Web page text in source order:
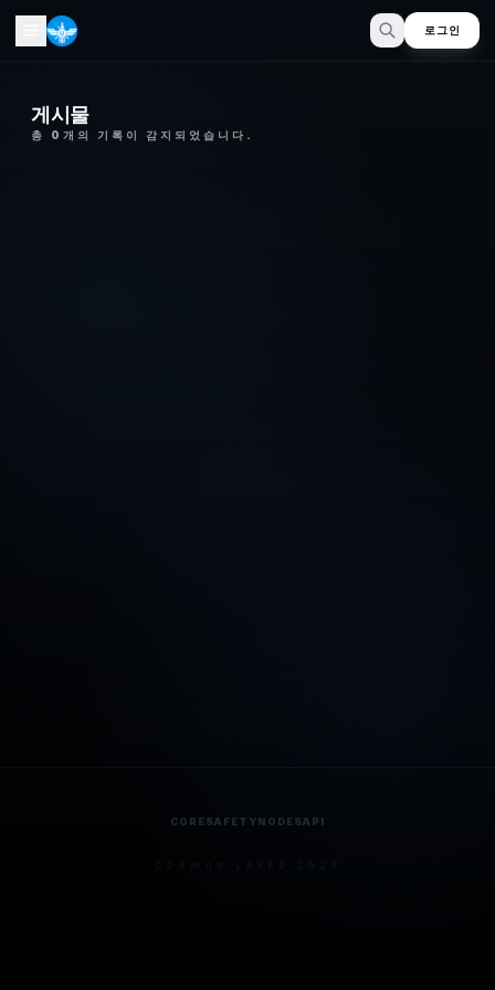
로그인
게시물
총 0 개의 기록이 감지되었습니다.
CORESAFETYNODESAPI